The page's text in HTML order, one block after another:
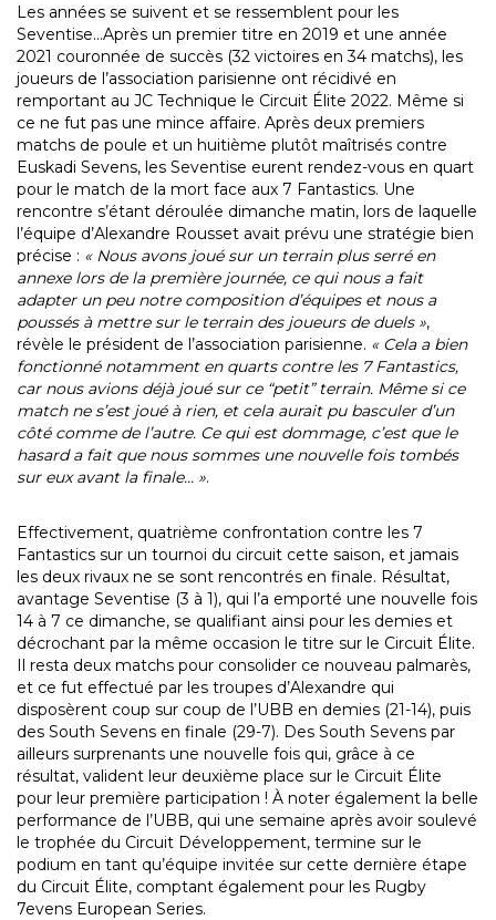
Les années se suivent et se ressemblent pour les
Seventise…Après un premier titre en 2019 et une année
2021 couronnée de succès (32 victoires en 34 matchs), les
joueurs de l’association parisienne ont récidivé en
remportant au JC Technique le Circuit Élite 2022. Même si
ce ne fut pas une mince affaire. Après deux premiers
matchs de poule et un huitième plutôt maîtrisés contre
Euskadi Sevens, les Seventise eurent rendez-vous en quart
pour le match de la mort face aux 7 Fantastics. Une
rencontre s’étant déroulée dimanche matin, lors de laquelle
l’équipe d’Alexandre Rousset avait prévu une stratégie bien
précise : « Nous avons joué sur un terrain plus serré en
annexe lors de la première journée, ce qui nous a fait
adapter un peu notre composition d’équipes et nous a
poussés à mettre sur le terrain des joueurs de duels »,
révèle le président de l’association parisienne. « Cela a bien
fonctionné notamment en quarts contre les 7 Fantastics,
car nous avions déjà joué sur ce “petit” terrain. Même si ce
match ne s’est joué à rien, et cela aurait pu basculer d’un
côté comme de l’autre. Ce qui est dommage, c’est que le
hasard a fait que nous sommes une nouvelle fois tombés
sur eux avant la finale… ».
Effectivement, quatrième confrontation contre les 7
Fantastics sur un tournoi du circuit cette saison, et jamais
les deux rivaux ne se sont rencontrés en finale. Résultat,
avantage Seventise (3 à 1), qui l’a emporté une nouvelle fois
14 à 7 ce dimanche, se qualifiant ainsi pour les demies et
décrochant par la même occasion le titre sur le Circuit Élite.
Il resta deux matchs pour consolider ce nouveau palmarès,
et ce fut effectué par les troupes d’Alexandre qui
disposèrent coup sur coup de l’UBB en demies (21-14), puis
des South Sevens en finale (29-7). Des South Sevens par
ailleurs surprenants une nouvelle fois qui, grâce à ce
résultat, valident leur deuxième place sur le Circuit Élite
pour leur première participation ! À noter également la belle
performance de l’UBB, qui une semaine après avoir soulevé
le trophée du Circuit Développement, termine sur le
podium en tant qu’équipe invitée sur cette dernière étape
du Circuit Élite, comptant également pour les Rugby
7evens European Series.